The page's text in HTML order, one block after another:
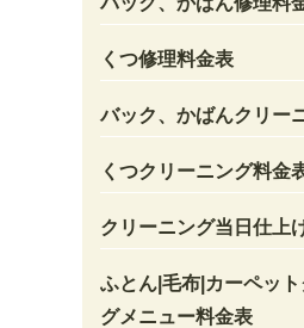
くつ修理料金表
バック、かばんクリー
くつクリーニング料金
クリーニング当日仕上
ふとん|毛布|カーペッ
グメニュー料金表